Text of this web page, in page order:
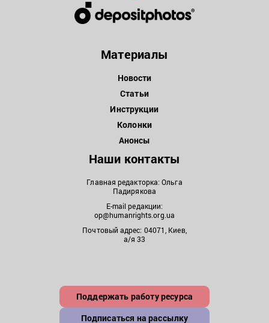
Материалы
Новости
Статьи
Инструкции
Колонки
Анонсы
Наши контакты
Главная редакторка: Ольга
Падирякова
E-mail редакции:
op@humanrights.org.ua
Почтовый адрес: 04071, Киев,
а/я 33
Поддержать работу ресурса
Подписаться на рассылку